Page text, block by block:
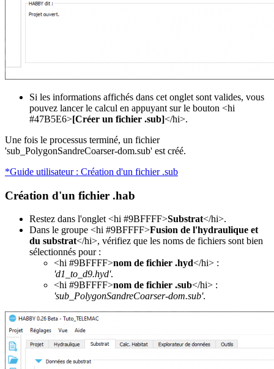
Si les informations affichés dans cet onglet sont valides, vous
pouvez lancer le calcul en appuyant sur le bouton <hi
#47B5E6>[Créer un fichier .sub]</hi>.
Une fois le processus terminé, un fichier
'sub_PolygonSandreCoarser-dom.sub' est créé.
*Guide utilisateur : Création d'un fichier .sub
Création d'un fichier .hab
Restez dans l'onglet <hi #9BFFFF>Substrat</hi>.
Dans le groupe <hi #9BFFFF>Fusion de l'hydraulique et
du substrat</hi>, vérifiez que les noms de fichiers sont bien
sélectionnés pour :
<hi #9BFFFF>nom de fichier .hyd</hi> :
'd1_to_d9.hyd'.
<hi #9BFFFF>nom de fichier .sub</hi> :
'sub_PolygonSandreCoarser-dom.sub'.